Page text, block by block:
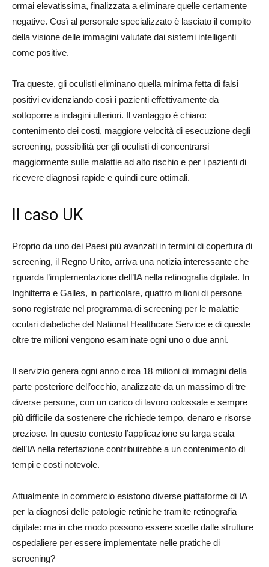
ormai elevatissima, finalizzata a eliminare quelle certamente
negative. Così al personale specializzato è lasciato il compito
della visione delle immagini valutate dai sistemi intelligenti
come positive.
Tra queste, gli oculisti eliminano quella minima fetta di falsi
positivi evidenziando così i pazienti effettivamente da
sottoporre a indagini ulteriori. Il vantaggio è chiaro:
contenimento dei costi, maggiore velocità di esecuzione degli
screening, possibilità per gli oculisti di concentrarsi
maggiormente sulle malattie ad alto rischio e per i pazienti di
ricevere diagnosi rapide e quindi cure ottimali.
Il caso UK
Proprio da uno dei Paesi più avanzati in termini di copertura di
screening, il Regno Unito, arriva una notizia interessante che
riguarda l’implementazione dell’IA nella retinografia digitale. In
Inghilterra e Galles, in particolare, quattro milioni di persone
sono registrate nel programma di screening per le malattie
oculari diabetiche del National Healthcare Service e di queste
oltre tre milioni vengono esaminate ogni uno o due anni.
Il servizio genera ogni anno circa 18 milioni di immagini della
parte posteriore dell’occhio, analizzate da un massimo di tre
diverse persone, con un carico di lavoro colossale e sempre
più difficile da sostenere che richiede tempo, denaro e risorse
preziose. In questo contesto l’applicazione su larga scala
dell’IA nella refertazione contribuirebbe a un contenimento di
tempi e costi notevole.
Attualmente in commercio esistono diverse piattaforme di IA
per la diagnosi delle patologie retiniche tramite retinografia
digitale: ma in che modo possono essere scelte dalle strutture
ospedaliere per essere implementate nelle pratiche di
screening?